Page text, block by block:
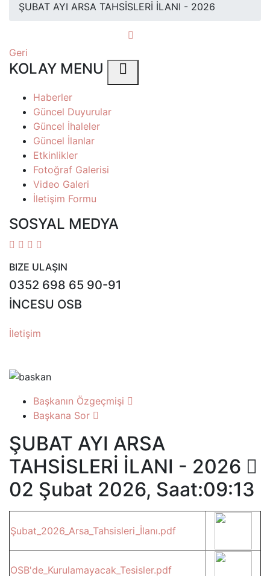
ŞUBAT AYI ARSA TAHSİSLERİ İLANI - 2026
Geri
KOLAY MENU
Haberler
Güncel Duyurular
Güncel İhaleler
Güncel İlanlar
Etkinlikler
Fotoğraf Galerisi
Video Galeri
İletişim Formu
SOSYAL MEDYA
BIZE ULAŞIN
0352 698 65 90-91
İNCESU OSB
İletişim
Başkanın Özgeçmişi
Başkana Sor
ŞUBAT AYI ARSA
TAHSİSLERİ İLANI - 2026
02 Şubat 2026, Saat:09:13
Şubat_2026_Arsa_Tahsisleri_İlanı.pdf
OSB'de_Kurulamayacak_Tesisler.pdf